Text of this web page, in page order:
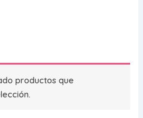
productos que